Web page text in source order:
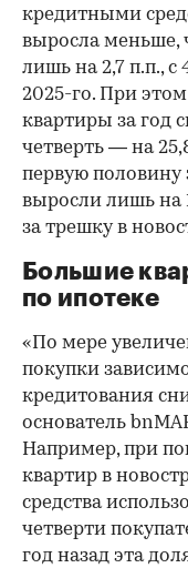
кредитными
выросла меньше,
лишь на 2,7 п.п., с
2025-го. При
квартиры за год
четверть — на
первую половину
выросли лишь на
за трешку в
Большие
по ипотеке
«По мере
покупки
кредитования
основатель
Например, при
квартир в
средства
четверти
год назад эта